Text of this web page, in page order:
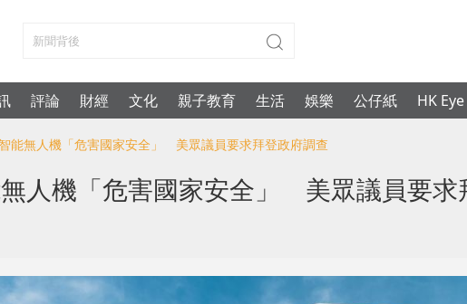
評論 財經 文化 親子教育 生活 娛樂 公仔紙 HK Eye
能無人機「危害國家安全」 美眾議員要求拜登政府調查
人機「危害國家安全」 美眾議員要求